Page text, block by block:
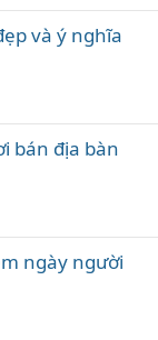
và ý nghĩa
bán địa bàn
ngày người